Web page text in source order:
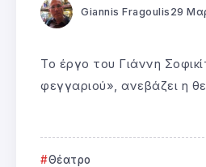
Giannis Fragoulis 29
Το έργο του Γιάννη
φεγγαριού», ανεβάζει η
Θέατρο